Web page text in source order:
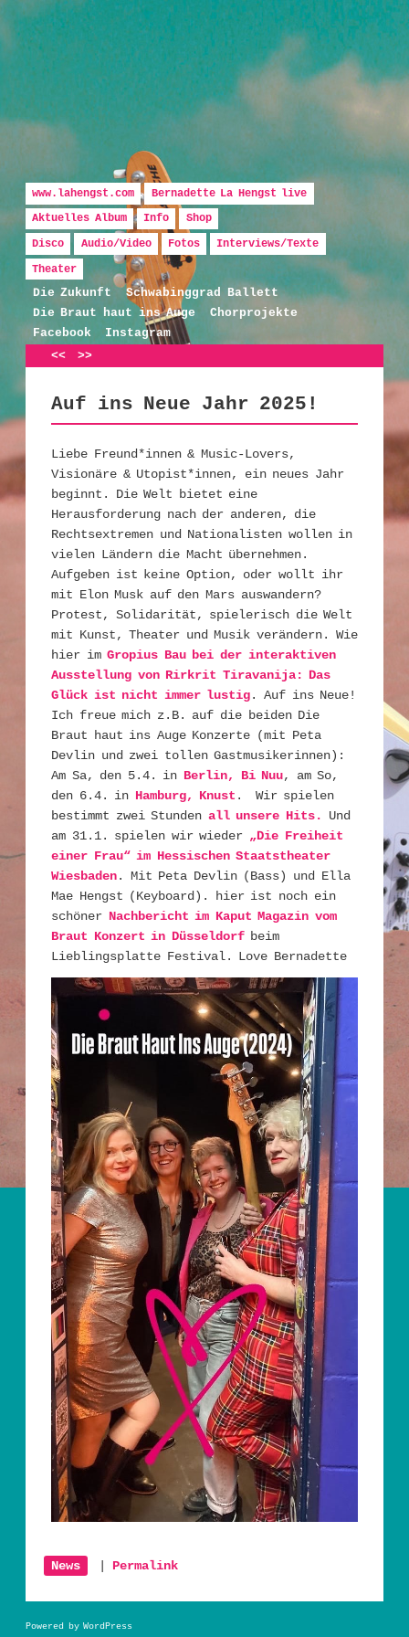
Bernadette La Hengst
Hauptmenü
Zum Inhalt wechseln
Zum sekundären Inhalt wechseln
www.lahengst.com
Bernadette La Hengst live
Aktuelles Album
Info
Shop
Disco
Audio/Video Fotos
Interviews/Texte
Theater
Die Zukunft
Schwabinggrad Ballett
Die Braut haut ins Auge
Chorprojekte
Facebook
Instagram
Artikelnavigation
<< >>
Auf ins Neue Jahr 2025!
Liebe Freund*innen & Music-Lovers,
Visionäre & Utopist*innen, ein neues Jahr
beginnt. Die Welt bietet eine
Herausforderung nach der anderen, die
Rechtsextremen und Nationalisten wollen in
vielen Ländern die Macht übernehmen.
Aufgeben ist keine Option, oder wollt ihr
mit Elon Musk auf den Mars auswandern?
Protest, Solidarität, spielerisch die Welt
mit Kunst, Theater und Musik verändern. Wie
hier imGropius Bau bei der interaktiven
Ausstellung von Rirkrit Tiravanija: Das
Glück ist nicht immer lustig. Auf ins Neue!
Ich freue mich z.B. auf die beiden Die
Braut haut ins Auge Konzerte (mit Peta
Devlin und zwei tollen Gastmusikerinnen):
Am Sa, den 5.4. in Berlin, Bi Nuu, am So,
den 6.4. in Hamburg, Knust . Wir spielen
bestimmt zwei Stunden all unsere Hits.
Und
am 31.1. spielen wir wieder „Die Freiheit
einer Frau“ im Hessischen Staatstheater
Wiesbaden. Mit Peta Devlin (Bass) und Ella
Mae Hengst (Keyboard). hier ist noch ein
schöner Nachbericht im Kaput Magazin vom
Braut Konzert in Düsseldorfbeim
Lieblingsplatte Festival. Love Bernadette
News Permalink
Powered by WordPress